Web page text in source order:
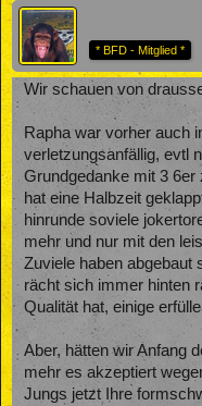
* BFD - Mitglied *
Wir schauen von
Rapha war vorher auch
verletzungsanfällig, evtl
Grundgedanke mit 3
hat eine Halbzeit
hinrunde soviele
mehr und nur mit den
Zuviele haben abgebaut
rächt sich immer hinten
Qualität hat, einige
Aber, hätten wir Anfang
mehr es akzeptiert
Jungs jetzt Ihre